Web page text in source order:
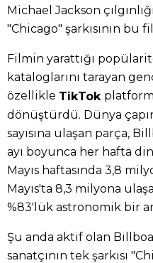
Michael Jackson
"Chicago" şarkısının bu
Filmin yarattığı
kataloglarını tarayan
özellikle TikTok
dönüştürdü. Dünya
sayısına ulaşan parça,
ayı boyunca her hafta
Mayıs haftasında 3,8
Mayıs'ta 8,3 milyona
%83'lük astronomik bir
Şu anda aktif olan
sanatçının tek şarkısı